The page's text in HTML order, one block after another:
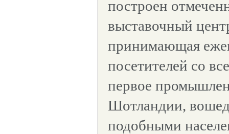
построен
выставочный
принимающая
посетителей со
первое
Шотландии,
подобными